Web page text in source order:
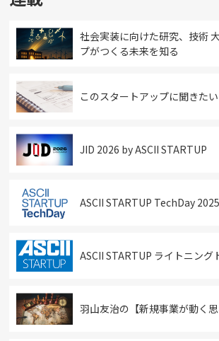
社会実装に向けた研究、技術
プがつくる未来を知る
このスタートアップに聞きたい
JID 2026 by ASCII STARTUP
ASCII STARTUP TechDay 2025
ASCII STARTUP ライトニング
羽山友治の【新規事業が動く思